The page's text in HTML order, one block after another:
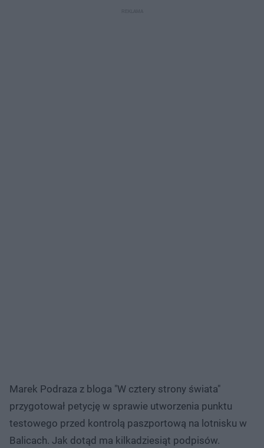
Marek Podraza z bloga "W cztery strony świata"
przygotował petycję w sprawie utworzenia punktu
testowego przed kontrolą paszportową na lotnisku w
Balicach. Jak dotąd ma kilkadziesiąt podpisów.